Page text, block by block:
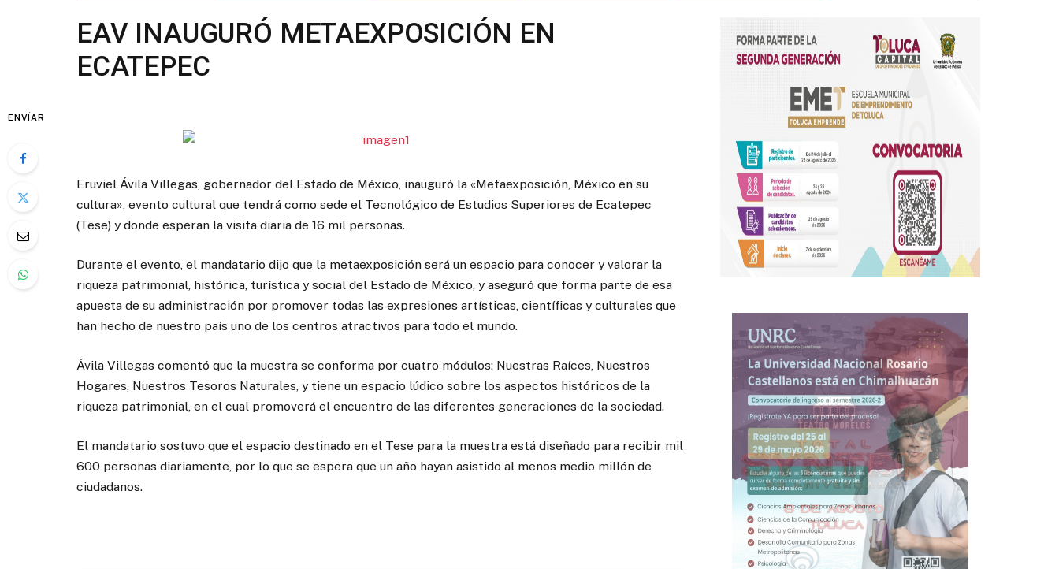
EAV INAUGURÓ METAEXPOSICIÓN EN
ECATEPEC
ENVÍAR
Eruviel Ávila Villegas, gobernador del Estado de México, inauguró la «Metaexposición, México en su
cultura», evento cultural que tendrá como sede el Tecnológico de Estudios Superiores de Ecatepec
(Tese) y donde esperan la visita diaria de 16 mil personas.
Durante el evento, el mandatario dijo que la metaexposición será un espacio para conocer y valorar la
riqueza patrimonial, histórica, turística y social del Estado de México, y aseguró que forma parte de esa
apuesta de su administración por promover todas las expresiones artísticas, científicas y culturales que
han hecho de nuestro país uno de los centros atractivos para todo el mundo.
Ávila Villegas comentó que la muestra se conforma por cuatro módulos: Nuestras Raíces, Nuestros
Hogares, Nuestros Tesoros Naturales, y tiene un espacio lúdico sobre los aspectos históricos de la
riqueza patrimonial, en el cual promoverá el encuentro de las diferentes generaciones de la sociedad.
El mandatario sostuvo que el espacio destinado en el Tese para la muestra está diseñado para recibir mil
600 personas diariamente, por lo que se espera que un año hayan asistido al menos medio millón de
ciudadanos.